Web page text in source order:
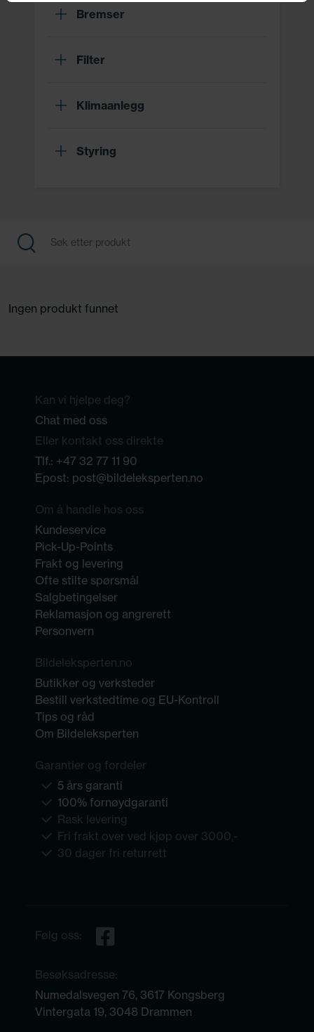
Bremser
Filter
Klimaanlegg
Styring
Ingen produkt funnet
Kan vi hjelpe deg?
Chat med oss
Eller kontakt oss direkte
Tlf.: +47 32 77 11 90
Epost: post@bildeleksperten.no
Om å handle hos oss
Kundeservice
Pick-Up-Points
Frakt og levering
Ofte stilte spørsmål
Salgbetingelser
Reklamasjon og angrerett
Personvern
Bildeleksperten.no
Butikker og verksteder
Bestill verkstedtime og EU-Kontroll
Tips og råd
Om Bildeleksperten
Garantier og fordeler
5 års garanti
100% fornøydgaranti
Rask levering
Fri frakt over ved kjøp over 3000,-
30 dager fri returrett
Følg oss:
Besøksadresse:
Numedalsvegen 76, 3617 Kongsberg
Vintergata 19, 3048 Drammen